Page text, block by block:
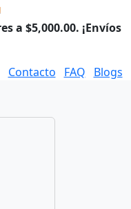
Envío el Lunes, 10 de
a $5,000.00. ¡Envíos
Contacto FAQ Blogs